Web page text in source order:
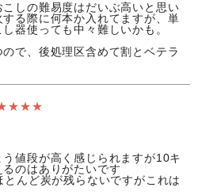
しの難易度はだいぶ高いと思い
る際に何本か入れてますが、単
器使っても中々難しいかも。
で、後処理区含めて割とベテラ
値段が高く感じられますが10キ
のはありがたいです
んど炭が残らないですがこれは